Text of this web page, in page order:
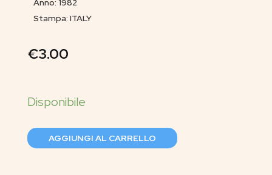
Anno: 1982
Stampa: ITALY
€3.00
AGGIUNGI AL CARRELLO